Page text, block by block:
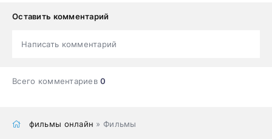
Оставить комментарий
Написать комментарий
Всего комментариев0
фильмы онлайн » Фильмы